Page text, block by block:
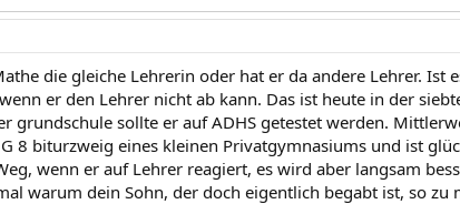
die gleiche Lehrerin oder hat er da andere Lehrer. Ist
er den Lehrer nicht ab kann. Das ist heute in der
grundschule sollte er auf ADHS getestet werden.
8 biturzweig eines kleinen Privatgymnasiums und ist
wenn er auf Lehrer reagiert, es wird aber langsam
warum dein Sohn, der doch eigentlich begabt ist, so zu